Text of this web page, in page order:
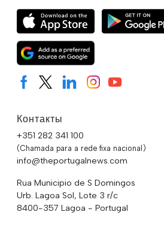
Контакты
+351 282 341 100
(Chamada para a rede fixa nacional)
info@theportugalnews.com
Rua Municipio de S Domingos
Urb. Lagoa Sol, Lote 3 r/c
8400-357 Lagoa - Portugal